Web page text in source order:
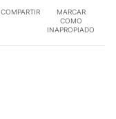
COMPARTIR
MARCAR
COMO
INAPROPIADO